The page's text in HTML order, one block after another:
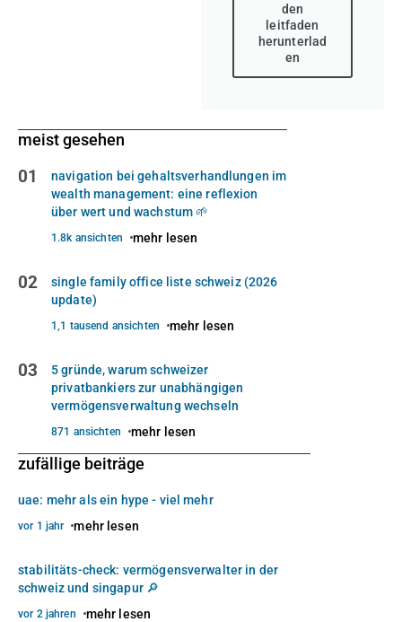
den
leitfaden
herunterlad
en
meist gesehen
01
navigation bei gehaltsverhandlungen im
wealth management: eine reflexion
über wert und wachstum 🌱
1.8k ansichten mehr lesen
02
single family office liste schweiz (2026
update)
1,1 tausend ansichten mehr lesen
03
5 gründe, warum schweizer
privatbankiers zur unabhängigen
vermögensverwaltung wechseln
871 ansichten mehr lesen
zufällige beiträge
uae: mehr als ein hype - viel mehr
vor 1 jahr mehr lesen
stabilitäts-check: vermögensverwalter in der
schweiz und singapur 🔎
vor 2 jahren mehr lesen